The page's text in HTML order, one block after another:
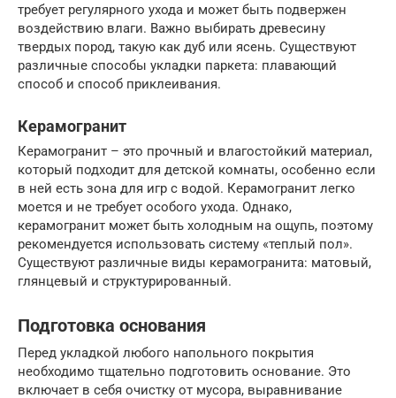
требует регулярного ухода и может быть подвержен
воздействию влаги. Важно выбирать древесину
твердых пород, такую как дуб или ясень. Существуют
различные способы укладки паркета: плавающий
способ и способ приклеивания.
Керамогранит
Керамогранит – это прочный и влагостойкий материал,
который подходит для детской комнаты, особенно если
в ней есть зона для игр с водой. Керамогранит легко
моется и не требует особого ухода. Однако,
керамогранит может быть холодным на ощупь, поэтому
рекомендуется использовать систему «теплый пол».
Существуют различные виды керамогранита: матовый,
глянцевый и структурированный.
Подготовка основания
Перед укладкой любого напольного покрытия
необходимо тщательно подготовить основание. Это
включает в себя очистку от мусора, выравнивание